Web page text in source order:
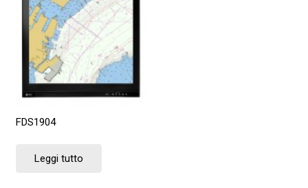
FDS1904
Leggi tutto